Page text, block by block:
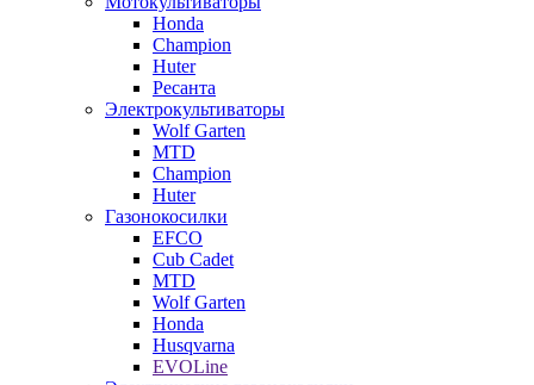
Honda
Champion
Huter
Ресанта
Электрокультиваторы
Wolf Garten
MTD
Champion
Huter
Газонокосилки
EFCO
Cub Cadet
MTD
Wolf Garten
Honda
Husqvarna
EVOLine